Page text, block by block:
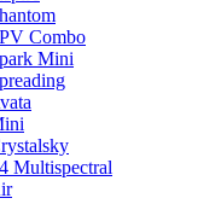
Combo
Mini
Multispectral